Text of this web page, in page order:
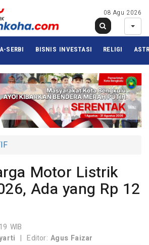
08 Agu 2026
SERBI BISNIS INVESTASI RELIGI
Motor Listrik
Ada yang Rp 12
WIB
| Editor:Agus Faizar